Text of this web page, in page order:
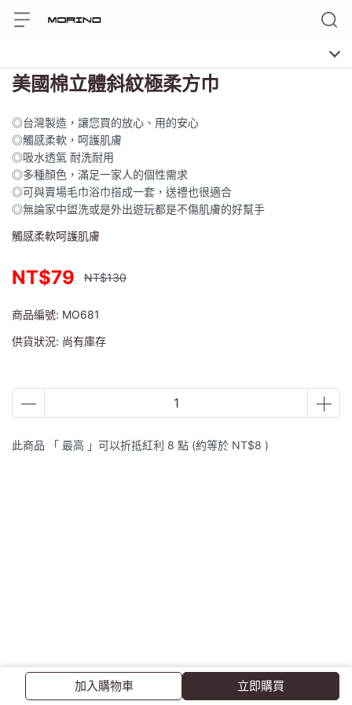
美國棉立體斜紋極柔方巾
◎台灣製造，讓您買的放心、用的安心
◎觸感柔軟，呵護肌膚
◎吸水透氣 耐洗耐用
◎多種顏色，滿足一家人的個性需求
◎可與賣場毛巾浴巾搭成一套，送禮也很適合
◎無論家中盥洗或是外出遊玩都是不傷肌膚的好幫手
觸感柔軟呵護肌膚
NT$79 NT$130
商品編號: MO681
供貨狀況: 尚有庫存
加入購物車 立即購買
此商品 「 最高 」可以折抵紅利 8 點 (約等於 NT$8 )